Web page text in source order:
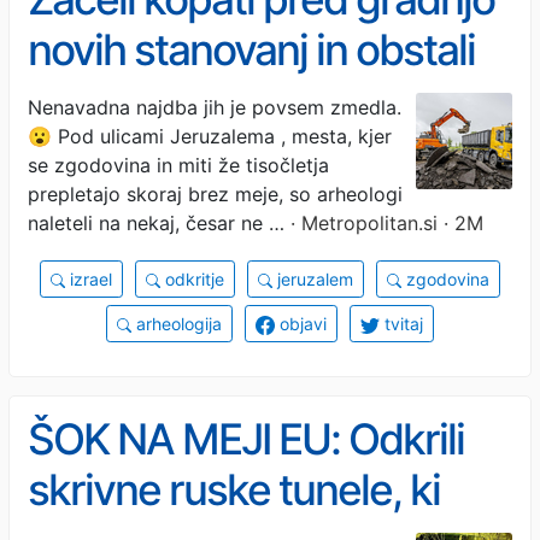
novih stanovanj in obstali
kot vkopani: kar so našli, je
zmedlo še najbolj izkušene
arheologe
Nenavadna najdba jih je povsem zmedla.
😮 Pod ulicami Jeruzalema , mesta, kjer
se zgodovina in miti že tisočletja
prepletajo skoraj brez meje, so arheologi
naleteli na nekaj, česar ne … · Metropolitan.si · 2M
izrael odkritje jeruzalem zgodovina
arheologija objavi tvitaj
ŠOK NA MEJI EU: Odkrili
skrivne ruske tunele, ki